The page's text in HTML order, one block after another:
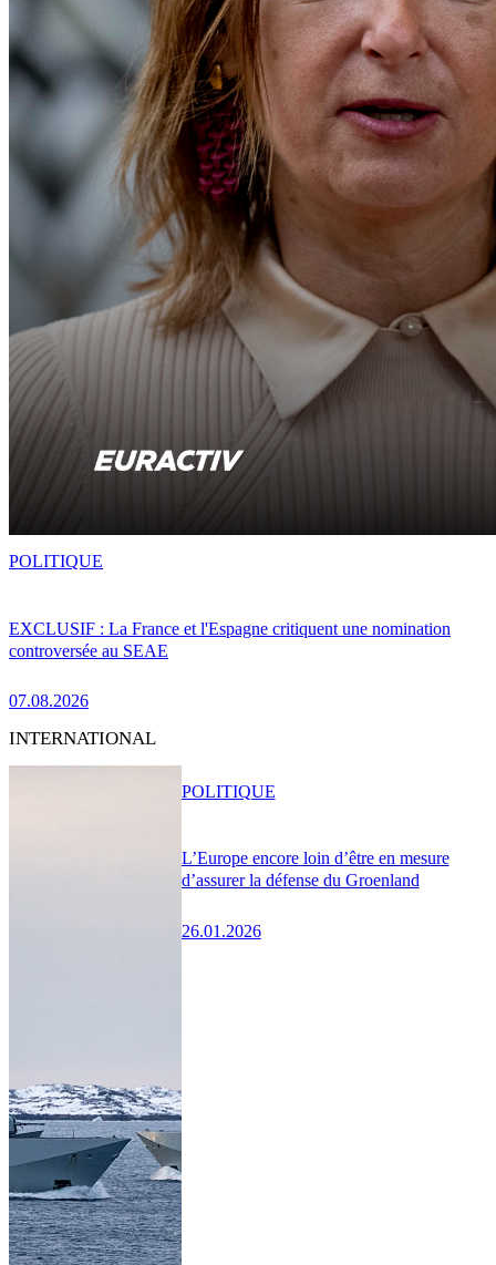
EXCLUSIF : La France et l'Espagne critiquent une nomination
controversée au SEAE
07.08.2026
POLITIQUE
INTERNATIONAL
L’Europe encore loin d’être en mesure
d’assurer la défense du Groenland
26.01.2026
POLITIQUE